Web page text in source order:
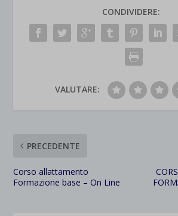
CONDIVIDERE:
VALUTARE:
PRECEDENTE
Corso allattamento
Formazione base – On Line